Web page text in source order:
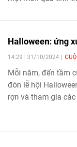
Halloween: ứng
14:29 | 31/10/2024
Mỗi năm, đến tầm
đón lễ hội
rợn và tham gia